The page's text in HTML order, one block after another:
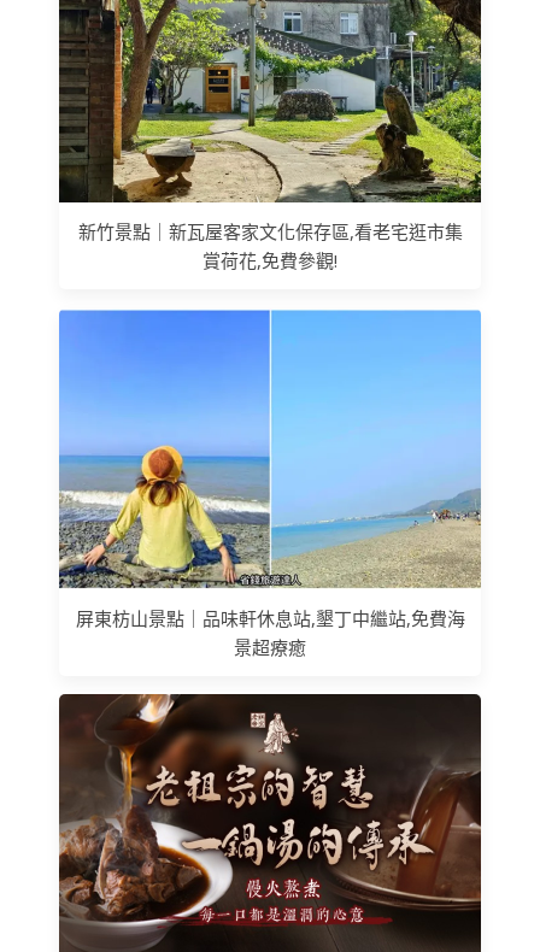
新竹景點｜新瓦屋客家文化保存區,看老宅逛市集
賞荷花,免費參觀!
屏東枋山景點｜品味軒休息站,墾丁中繼站,免費海
景超療癒